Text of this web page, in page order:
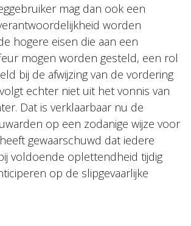
mag dan ook een
worden
hogere eisen die aan een
mogen worden gesteld, een rol
bij de afwijzing van de vordering
echter niet uit het vonnis van
Dat is verklaarbaar nu de
op een zodanige wijze voor
gewaarschuwd dat iedere
voldoende oplettendheid tijdig
op de slipgevaarlijke